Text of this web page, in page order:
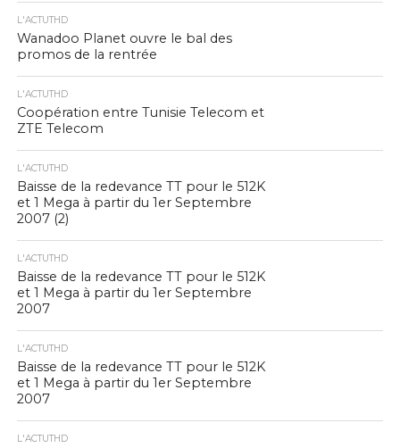
L'ACTUTHD
Wanadoo Planet ouvre le bal des
promos de la rentrée
L'ACTUTHD
Coopération entre Tunisie Telecom et
ZTE Telecom
L'ACTUTHD
Baisse de la redevance TT pour le 512K
et 1 Mega à partir du 1er Septembre
2007 (2)
L'ACTUTHD
Baisse de la redevance TT pour le 512K
et 1 Mega à partir du 1er Septembre
2007
L'ACTUTHD
Baisse de la redevance TT pour le 512K
et 1 Mega à partir du 1er Septembre
2007
L'ACTUTHD